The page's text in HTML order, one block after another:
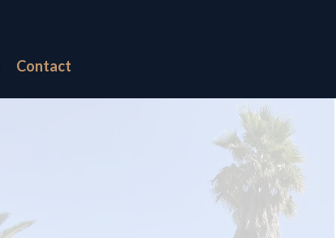
Contact